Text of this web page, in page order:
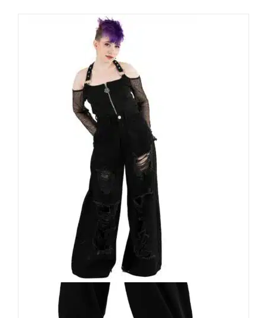
Chemical Black Hose Carrie